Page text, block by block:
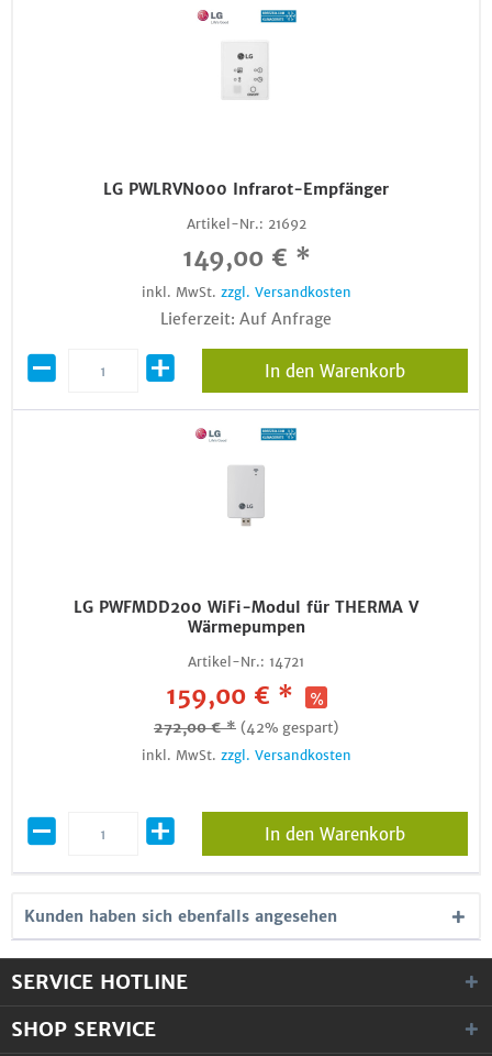
LG PWLRVN000 Infrarot-Empfänger
Artikel-Nr.: 21692
149,00 € *
inkl. MwSt. zzgl. Versandkosten
Lieferzeit: Auf Anfrage
In den Warenkorb
LG PWFMDD200 WiFi-Modul für THERMA V
Wärmepumpen
Artikel-Nr.: 14721
159,00 € *
272,00 € * (42% gespart)
inkl. MwSt. zzgl. Versandkosten
In den Warenkorb
Kunden haben sich ebenfalls angesehen
SERVICE HOTLINE
SHOP SERVICE